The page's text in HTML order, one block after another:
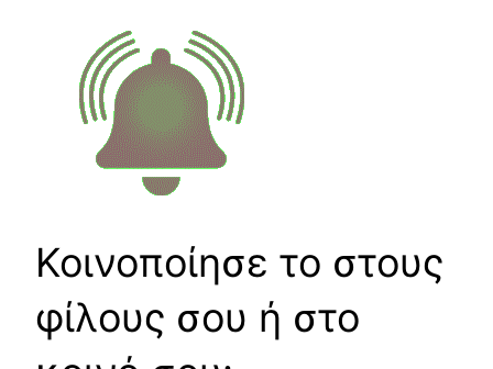
Κοινοποίησε το στους
φίλους σου ή στο